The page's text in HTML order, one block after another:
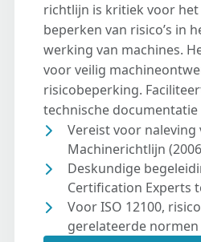
richtlijn is kritiek voor
beperken van risico’s in
werking van machines.
voor veilig
risicobeperking.
technische documentatie
Vereist voor naleving
Machinerichtlijn
Deskundige
Certification Experts
Voor ISO 12100,
gerelateerde normen